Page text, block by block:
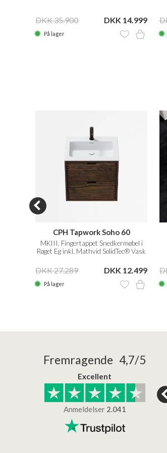
DKK 35.900 DKK 14.999
På lager
CPH Tapwork Soho 60
MKIII, Fingertappet Snedkermøbel i
Røget Eg inkl. Mathvid SolidTec® Vask
DKK 27.289 DKK 12.499
På lager
Fremragende 4,7/5
Excellent
Anmeldelser 2.041
24/01/2026
Superflot bademøbel og rigtig lynhurtig…
22/01/2026
Kanon god service
Kanon god service. Varerne
bliver leveret hurtigt, og det
er virkelig kvalitet.
Lise